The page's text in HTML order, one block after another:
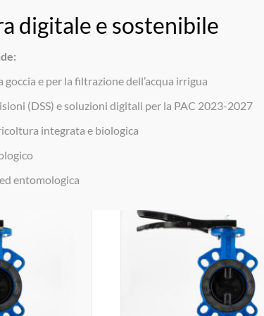
goccia e per la filtrazione dell’acqua irrigua
(DSS) e soluzioni digitali per la PAC 2023-2027
integrata e biologica
entomologica